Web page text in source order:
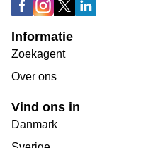
Informatie
Zoekagent
Over ons
Vind ons in
Danmark